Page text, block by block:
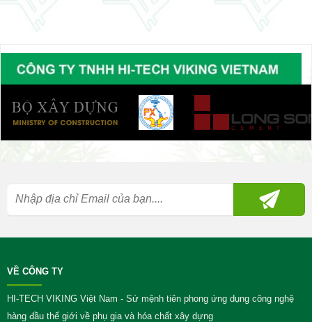
VỀ CÔNG TY
HI-TECH VIKING Việt Nam - Sứ mệnh tiên phong ứng dụng công nghệ
hàng đầu thế giới về phụ gia và hóa chất xây dựng